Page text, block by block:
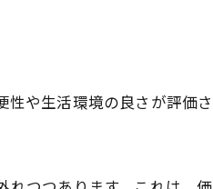
性や生活環境の良さが評価さ